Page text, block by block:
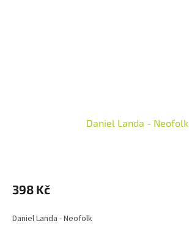
Daniel Landa - Neofolk
398 Kč
Daniel Landa - Neofolk